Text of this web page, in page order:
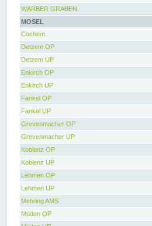
WARBER GRABEN
MOSEL
Cochem
Detzem OP
Detzem UP
Enkirch OP
Enkirch UP
Fankel OP
Fankel UP
Grevenmacher OP
Grevenmacher UP
Koblenz OP
Koblenz UP
Lehmen OP
Lehmen UP
Mehring AMS
Müden OP